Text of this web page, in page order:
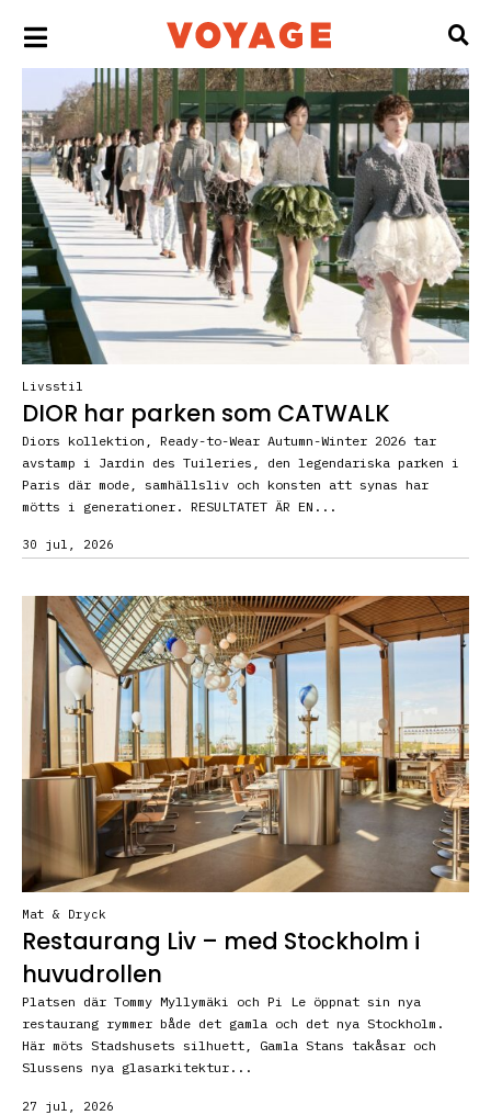
Livsstil
DIOR har parken som CATWALK
Diors kollektion, Ready-to-Wear Autumn-Winter 2026 tar
avstamp i Jardin des Tuileries, den legendariska parken i
Paris där mode, samhällsliv och konsten att synas har
mötts i generationer. RESULTATET ÄR EN...
30 jul, 2026
Mat & Dryck
Restaurang Liv – med Stockholm i
huvudrollen
Platsen där Tommy Myllymäki och Pi Le öppnat sin nya
restaurang rymmer både det gamla och det nya Stockholm.
Här möts Stadshusets silhuett, Gamla Stans takåsar och
Slussens nya glasarkitektur...
27 jul, 2026